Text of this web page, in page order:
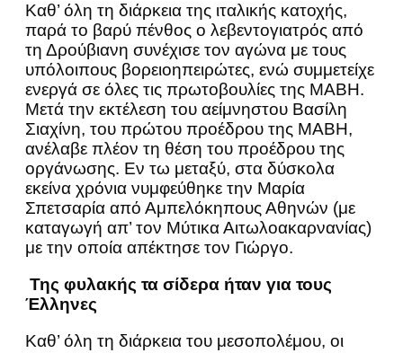
Καθ’ όλη τη διάρκεια της ιταλικής κατοχής,
παρά το βαρύ πένθος ο λεβεντογιατρός από
τη Δρούβιανη συνέχισε τον αγώνα με τους
υπόλοιπους βορειοηπειρώτες, ενώ συμμετείχε
ενεργά σε όλες τις πρωτοβουλίες της ΜΑΒΗ.
Μετά την εκτέλεση του αείμνηστου Βασίλη
Σιαχίνη, του πρώτου προέδρου της ΜΑΒΗ,
ανέλαβε πλέον τη θέση του προέδρου της
οργάνωσης. Εν τω μεταξύ, στα δύσκολα
εκείνα χρόνια νυμφεύθηκε την Μαρία
Σπετσαρία από Αμπελόκηπους Αθηνών (με
καταγωγή απ’ τον Μύτικα Αιτωλοακαρνανίας)
με την οποία απέκτησε τον Γιώργο.
Της φυλακής τα σίδερα ήταν για τους
Έλληνες
Καθ’ όλη τη διάρκεια του μεσοπολέμου, οι